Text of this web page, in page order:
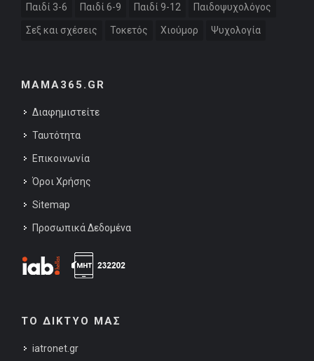
Παιδί 3-6 Παιδί 6-9 Παιδί 9-12 Παιδοψυχολόγος
Σεξ και σχέσεις Τοκετός Χιούμορ Ψυχολογία
MAMA365.GR
Διαφημιστείτε
Ταυτότητα
Επικοινωνία
Όροι Χρήσης
Sitemap
Προσωπικά Δεδομένα
ΤΟ ΔΙΚΤΥΟ ΜΑΣ
iatronet.gr